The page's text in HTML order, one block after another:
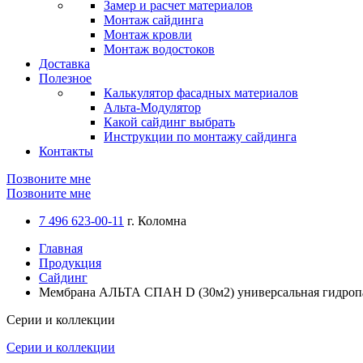
Замер и расчет материалов
Монтаж сайдинга
Монтаж кровли
Монтаж водостоков
Доставка
Полезное
Калькулятор фасадных материалов
Альта-Модулятор
Какой сайдинг выбрать
Инструкции по монтажу сайдинга
Контакты
Позвоните мне
Позвоните мне
7 496 623-00-11 г. Коломна
Главная
Продукция
Сайдинг
Мембрана АЛЬТА СПАН D (30м2) универсальная
Серии и коллекции
Серии и коллекции